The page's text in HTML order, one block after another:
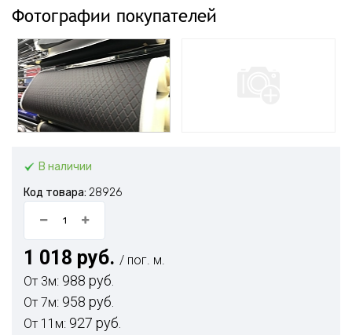
Фотографии покупателей
В наличии
Код товара: 28926
1 018 руб. / пог. м.
От 3м: 988 руб.
От 7м: 958 руб.
От 11м: 927 руб.